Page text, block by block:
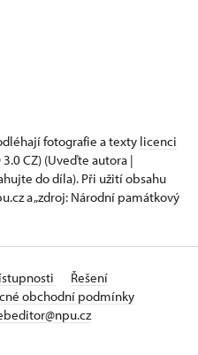
fotografie a texty licenci
3.0 CZ) (Uveďte autora |
do díla). Při užití obsahu
a „zdroj: Národní památkový
Řešení
obchodní podmínky